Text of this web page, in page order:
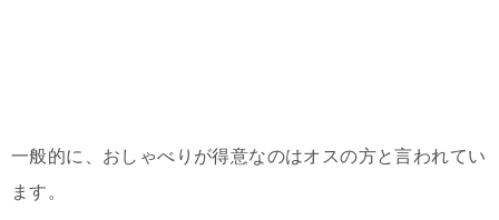
一般的に、おしゃべりが得意なのはオスの方と言われてい
ます。